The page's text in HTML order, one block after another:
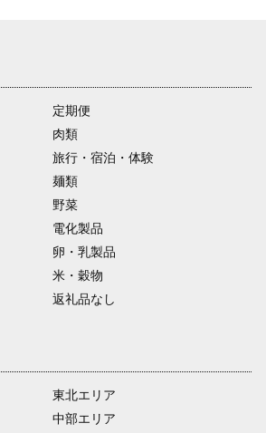
定期便
肉類
旅行・宿泊・体験
麺類
野菜
電化製品
卵・乳製品
米・穀物
返礼品なし
東北エリア
中部エリア